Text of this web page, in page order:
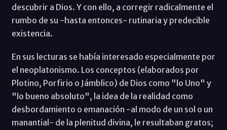
descubrir a Dios. Y con ello, a corregir radicalmente el
rumbo de su -hasta entonces- rutinaria y predecible
existencia.
En sus lecturas se había interesado especialmente por
el neoplatonismo. Los conceptos (elaborados por
Plotino, Porfirio o Jámblico) de Dios como "lo Uno" y
"lo bueno absoluto", la idea de la realidad como
desbordamiento o emanación -al modo de un sol o un
manantial- de la plenitud divina, le resultaban gratos;